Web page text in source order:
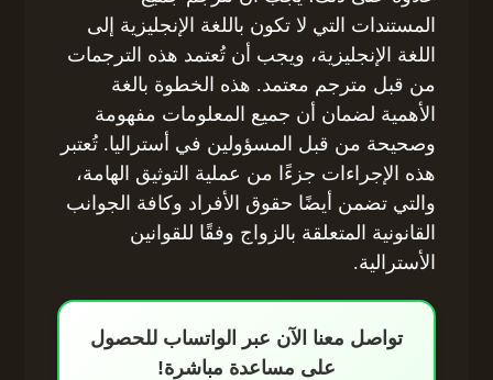
المستندات التي لا تكون باللغة الإنجليزية إلى
اللغة الإنجليزية، ويجب أن تُعتمد هذه الترجمات
من قبل مترجم معتمد. هذه الخطوة بالغة
الأهمية لضمان أن جميع المعلومات مفهومة
وصحيحة من قبل المسؤولين في أستراليا. تُعتبر
هذه الإجراءات جزءًا من عملية التوثيق الهامة،
والتي تضمن أيضًا حقوق الأفراد وكافة الجوانب
القانونية المتعلقة بالزواج وفقًا للقوانين
الأسترالية.
تواصل معنا الآن عبر الواتساب للحصول
على مساعدة مباشرة!